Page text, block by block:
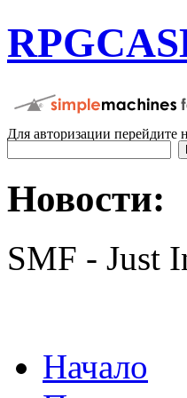
Для авторизации перейдите
Новости:
SMF - Just
Начало